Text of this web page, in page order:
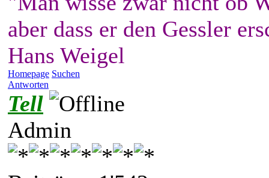
aber dass er den Gessler
Hans Weigel
Homepage Suchen
Antworten
Tell
Admin